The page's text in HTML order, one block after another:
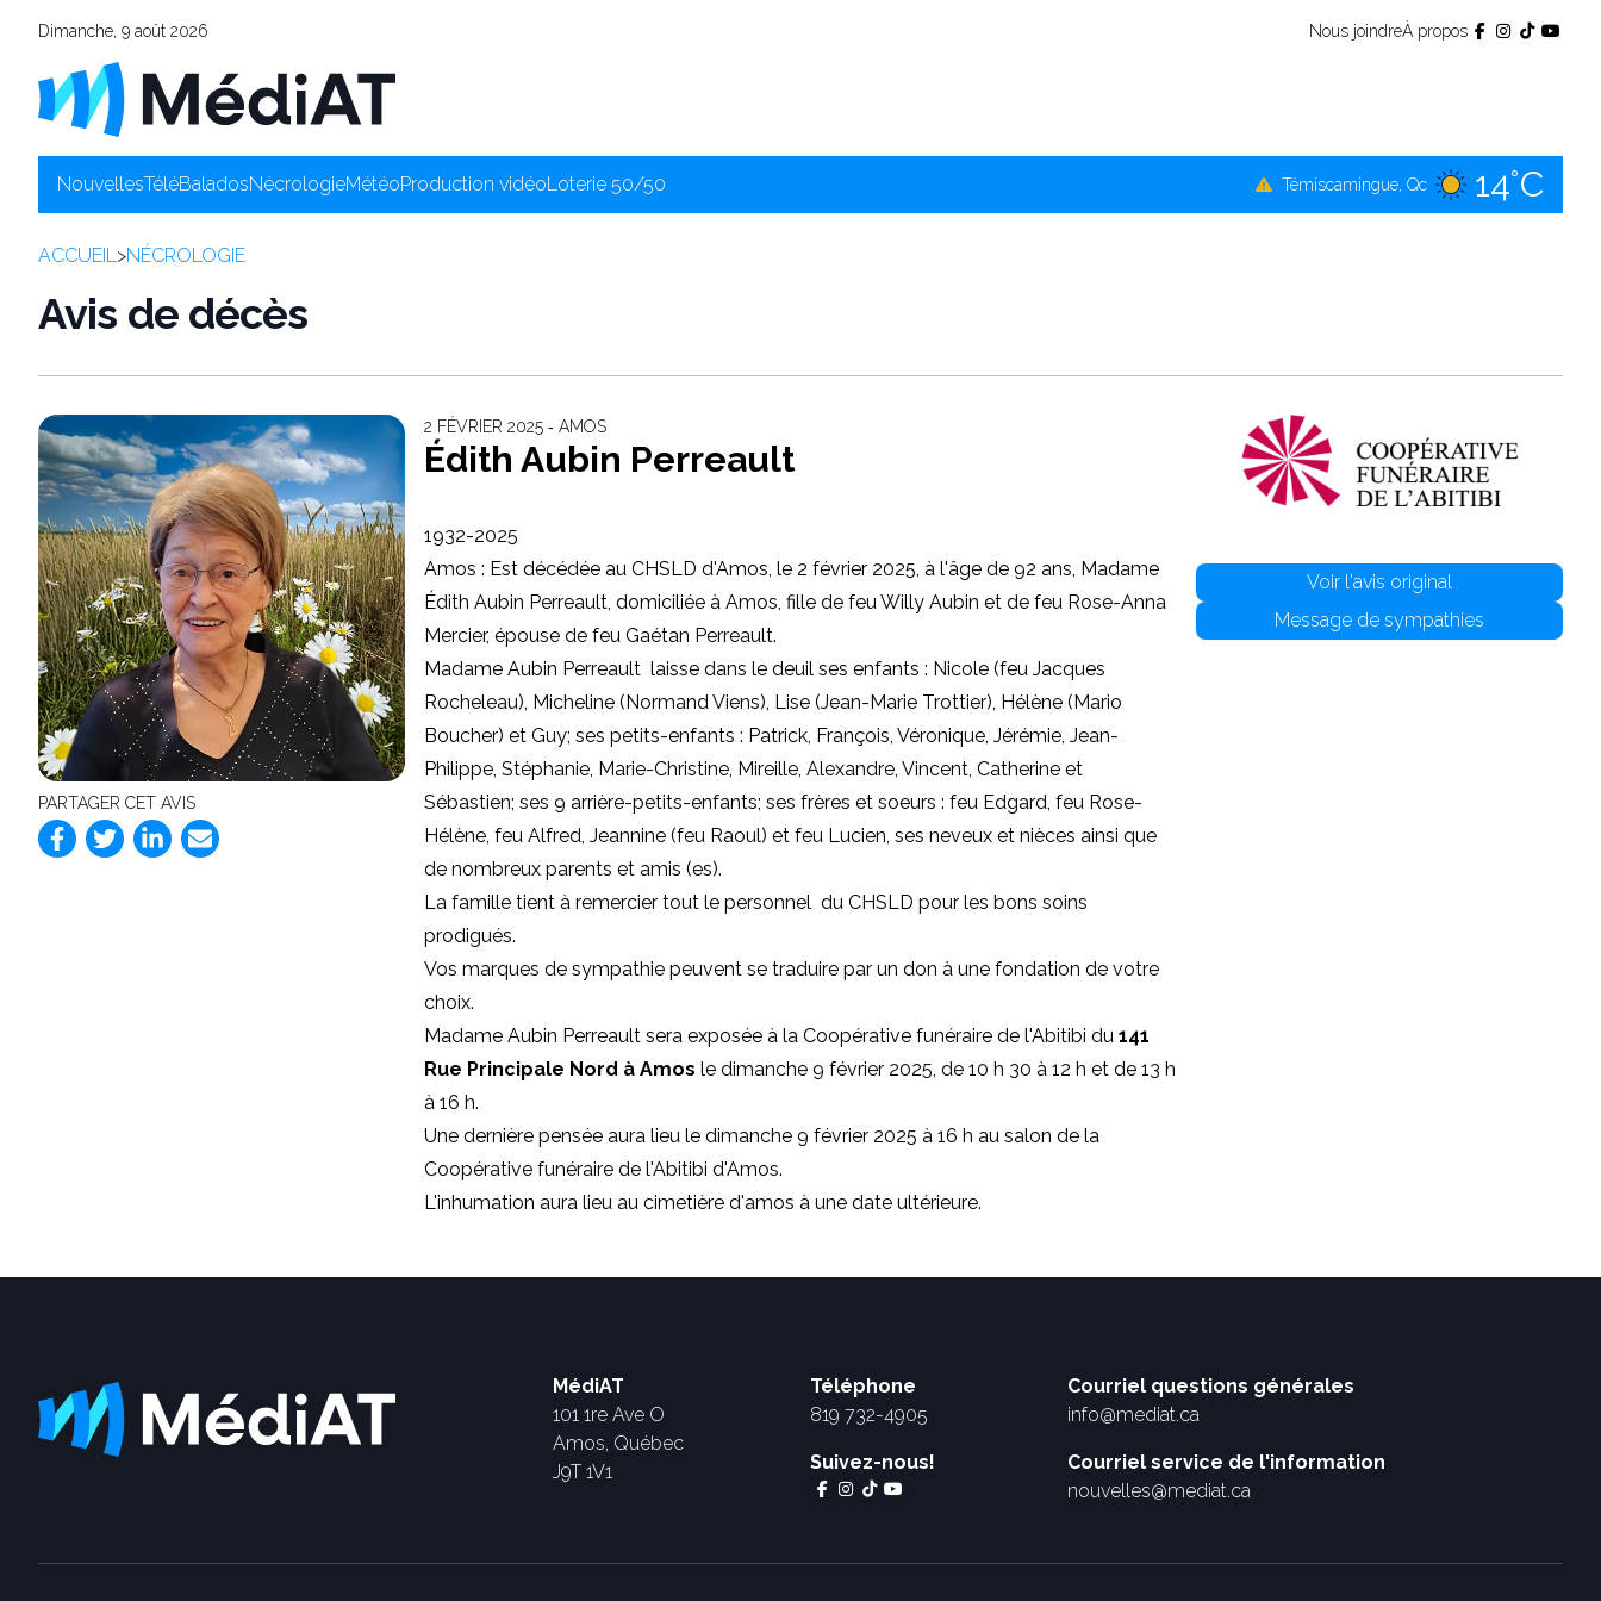
Dimanche, 9 août 2026 Nous joindreÀ propos
NouvellesTéléBaladosNécrologieMétéoProduction vidéoLoterie 50/50 Témiscamingue, Qc 14°C
Amos, Qc 15°C
ACCUEIL>NÉCROLOGIE
Avis de décès
PARTAGER CET AVIS
2 FÉVRIER 2025 ‐ AMOS
Édith Aubin Perreault
1932-2025
Amos : Est décédée au CHSLD d'Amos, le 2 février 2025, à l'âge de 92 ans, Madame
Édith Aubin Perreault, domiciliée à Amos, fille de feu Willy Aubin et de feu Rose-Anna
Mercier, épouse de feu Gaétan Perreault.
Madame Aubin Perreault laisse dans le deuil ses enfants : Nicole (feu Jacques
Rocheleau), Micheline (Normand Viens), Lise (Jean-Marie Trottier), Hélène (Mario
Boucher) et Guy; ses petits-enfants : Patrick, François, Véronique, Jérémie, Jean-
Philippe, Stéphanie, Marie-Christine, Mireille, Alexandre, Vincent, Catherine et
Sébastien; ses 9 arrière-petits-enfants; ses frères et soeurs : feu Edgard, feu Rose-
Hélène, feu Alfred, Jeannine (feu Raoul) et feu Lucien, ses neveux et nièces ainsi que
de nombreux parents et amis (es).
La famille tient à remercier tout le personnel du CHSLD pour les bons soins
prodigués.
Vos marques de sympathie peuvent se traduire par un don à une fondation de votre
choix.
Madame Aubin Perreault sera exposée à la Coopérative funéraire de l'Abitibi du 141
Rue Principale Nord à Amos le dimanche 9 février 2025, de 10 h 30 à 12 h et de 13 h
à 16 h.
Une dernière pensée aura lieu le dimanche 9 février 2025 à 16 h au salon de la
Coopérative funéraire de l'Abitibi d'Amos.
L'inhumation aura lieu au cimetière d'amos à une date ultérieure.
Voir l'avis original
Message de sympathies
MédiAT
101 1re Ave O
Amos, Québec
J9T 1V1
Téléphone
819 732-4905
Suivez-nous!
Courriel questions générales
info@mediat.ca
Courriel service de l'information
nouvelles@mediat.ca